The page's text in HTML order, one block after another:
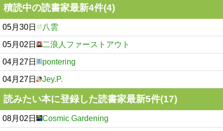
積読中の読書家最新4件(4)
05月30日 八雲
05月02日 二浪人ファーストアウト
04月27日 pontering
04月27日 Jey.P.
読みたい本に登録した読書家最新5件(17)
08月02日 Cosmic Gardening